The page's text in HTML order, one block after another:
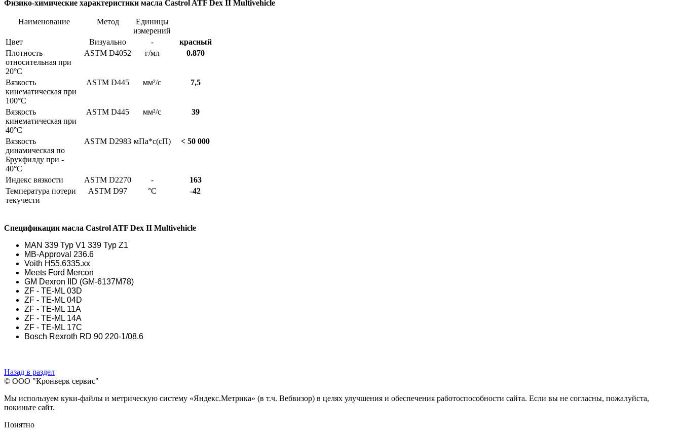
Физико-химические характеристики масла Castrol ATF Dex II Multivehicle
Наименование Метод
Единицы
измерений
Цвет
Визуально -
красный
Плотность
относительная при
20°C
ASTM D4052 г/мл 0.870
Вязкость
кинематическая при
100°C
ASTM D445 мм²/с 7,5
Вязкость
кинематическая при
40°C
ASTM D445 мм²/с 39
Вязкость
динамическая по
Брукфилду при -
40°C
ASTM D2983 мПа*с(cП) < 50 000
Индекс вязкости ASTM D2270 -
163
Температура потери
текучести
ASTM D97 °C -42
Спецификации масла Castrol ATF Dex II Multivehicle
MAN 339 Typ V1 339 Typ Z1
MB-Approval 236.6
Voith H55.6335.xx
Meets Ford Mercon
GM Dexron IID (GM-6137M78)
ZF - TE-ML 03D
ZF - TE-ML 04D
ZF - TE-ML 11A
ZF - TE-ML 14A
ZF - TE-ML 17C
Bosch Rexroth RD 90 220-1/08.6
Назад в раздел
© ООО "Кронверк сервис"
Мы используем куки-файлы и метрическую систему «Яндекс.Метрика» (в т.ч. Вебвизор) в целях улучшения и обеспечения работоспособности сайта. Если вы не согласны, пожалуйста,
покиньте сайт.
Понятно